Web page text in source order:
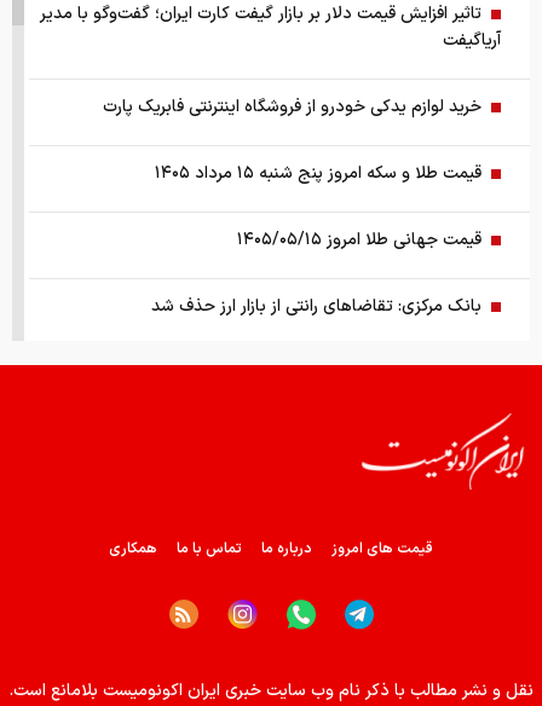
تاثیر افزایش قیمت دلار بر بازار گیفت کارت ایران؛ گفت‌وگو با مدیر
آریاگیفت
خرید لوازم یدکی خودرو از فروشگاه اینترنتی فابریک پارت
قیمت طلا و سکه امروز پنج شنبه ۱۵ مرداد ۱۴۰۵
قیمت جهانی طلا امروز ۱۴۰۵/۰۵/۱۵
بانک مرکزی: تقاضا‌های رانتی از بازار ارز حذف شد
کالابرگ سه دهک مشمول شارژ شد
هشدار تخلیه برای ساکنان شهرک المنصوری/ ارتش اسرائیل: با
تمام قدرت علیه حزب الله اقدام خواهیم کرد
راهنمای جامع انتخاب و خرید مانتو آنلاین در سال ۱۴۰۵
کنید
قیمت های امروز درباره ما تماس با ما همکاری
نقل و نشر مطالب با ذکر نام وب سایت خبری ایران اکونومیست بلامانع است.